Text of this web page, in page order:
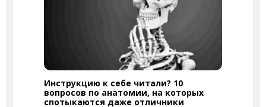
Инструкцию к себе читали? 10
вопросов по анатомии, на которых
спотыкаются даже отличники